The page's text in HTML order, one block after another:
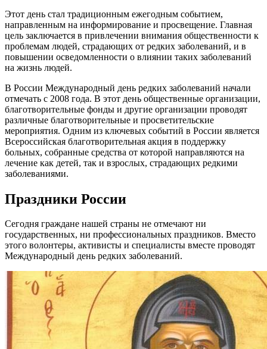
Этот день стал традиционным ежегодным событием,
направленным на информирование и просвещение. Главная
цель заключается в привлечении внимания общественности к
проблемам людей, страдающих от редких заболеваний, и в
повышении осведомленности о влиянии таких заболеваний
на жизнь людей.
В России Международный день редких заболеваний начали
отмечать с 2008 года. В этот день общественные организации,
благотворительные фонды и другие организации проводят
различные благотворительные и просветительские
мероприятия. Одним из ключевых событий в России является
Всероссийская благотворительная акция в поддержку
больных, собранные средства от которой направляются на
лечение как детей, так и взрослых, страдающих редкими
заболеваниями.
Праздники России
Сегодня граждане нашей страны не отмечают ни
государственных, ни профессиональных праздников. Вместо
этого волонтеры, активисты и специалисты вместе проводят
Международный день редких заболеваний.